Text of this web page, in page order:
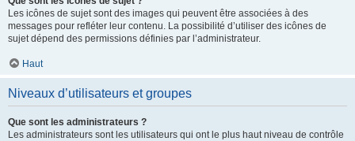
Les icônes de sujet sont des images qui peuvent être associées à des
messages pour refléter leur contenu. La possibilité d’utiliser des icônes de
sujet dépend des permissions définies par l’administrateur.
Haut
Niveaux d’utilisateurs et groupes
Que sont les administrateurs ?
Les administrateurs sont les utilisateurs qui ont le plus haut niveau de contrôle